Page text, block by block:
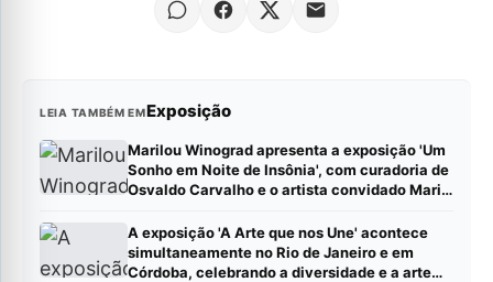
LEIA TAMBÉM EMExposição
Marilou Winograd apresenta a exposição 'Um
Sonho em Noite de Insônia', com curadoria de
Osvaldo Carvalho e o artista convidado Mario
A exposição 'A Arte que nos Une' acontece
simultaneamente no Rio de Janeiro e em
Córdoba, celebrando a diversidade e a arte